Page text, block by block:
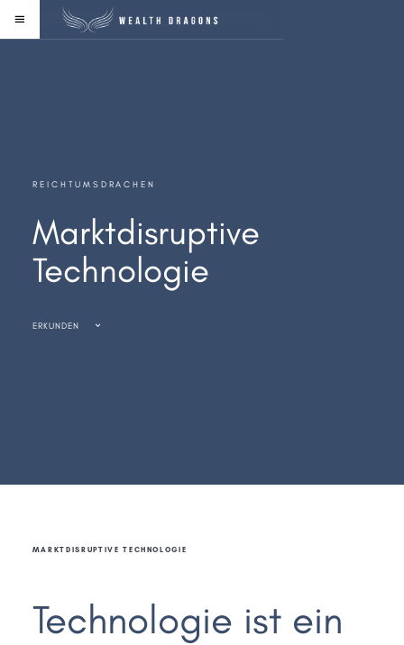
REICHTUMSDRACHEN
Marktdisruptive
Technologie
ERKUNDEN
MARKTDISRUPTIVE TECHNOLOGIE
Technologie ist ein